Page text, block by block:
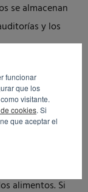
funcionar
que los
visitante.
cookies. Si
que aceptar el
se almacenan
y los
de
un
ya no sean
alimentos. Si